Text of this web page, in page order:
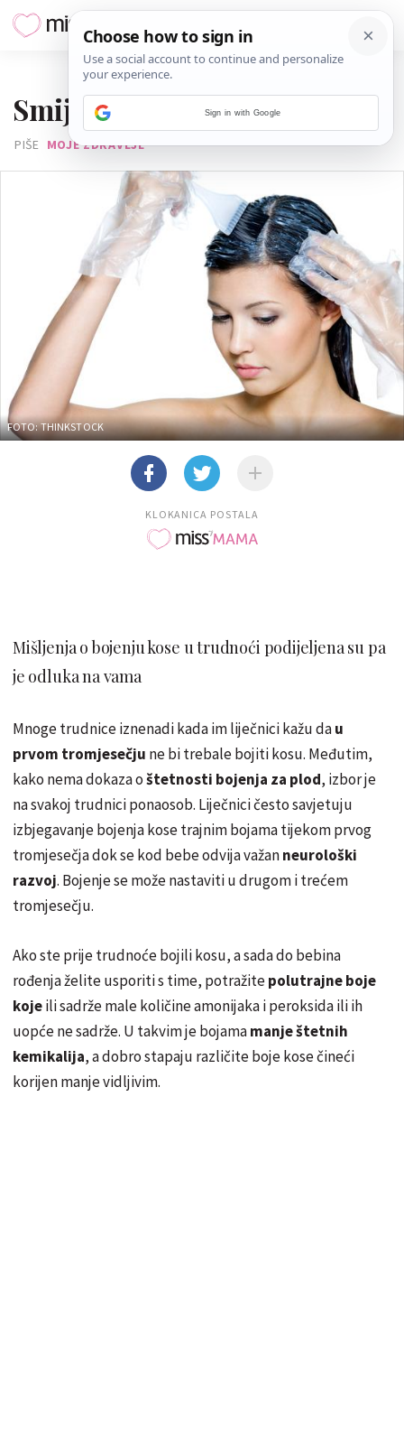
Smiju li trudnice bojiti kosu?
PIŠE MOJE ZDRAVLJE
FOTO: THINKSTOCK
KLOKANICA POSTALA
Mišljenja o bojenju kose u trudnoći podijeljena su pa
je odluka na vama
Mnoge trudnice iznenadi kada im liječnici kažu dau
prvom tromjesečju ne bi trebale bojiti kosu. Međutim,
kako nema dokaza oštetnosti bojenja za plod, izbor je
na svakoj trudnici ponaosob. Liječnici često savjetuju
izbjegavanje bojenja kose trajnim bojama tijekom prvog
tromjesečja dok se kod bebe odvija važanneurološki
razvoj. Bojenje se može nastaviti u drugom i trećem
tromjesečju.
Ako ste prije trudnoće bojili kosu, a sada do bebina
rođenja želite usporiti s time, potražitepolutrajne boje
kojeili sadrže male količine amonijaka i peroksida ili ih
uopće ne sadrže. U takvim je bojamamanje štetnih
kemikalija, a dobro stapaju različite boje kose čineći
korijen manje vidljivim.
Sign in with Google